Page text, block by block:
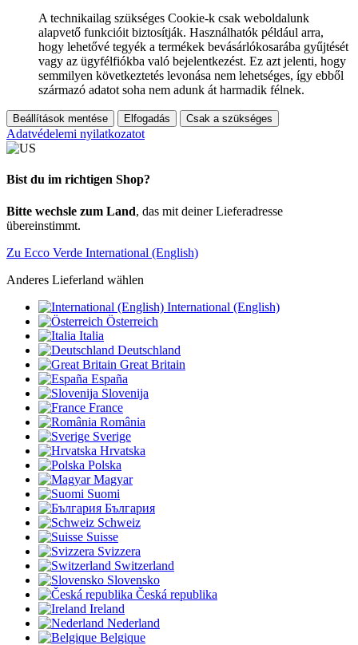
A technikailag szükséges Cookie-k csak weboldalunk
alapvető funkcióit biztosítják. Használhatók például arra,
hogy lehetővé tegyék a termékek bevásárlókosarába gyűjtését
vagy az ügyfélfiókba való bejelentkezést. Ez azt jelenti, hogy
semmilyen következtetés levonása nem lehetséges, így ebből
származó adatot soha nem adunk át harmadik félnek.
Beállítások mentése Elfogadás Csak a szükséges
Adatvédelemi nyilatkozatot
Bist du im richtigen Shop?
Bitte wechsle zum Land, das mit deiner Lieferadresse
übereinstimmt.
Zu Ecco Verde International (English)
Anderes Lieferland wählen
International (English)
Österreich
Italia
Deutschland
Great Britain
España
Slovenija
France
România
Sverige
Hrvatska
Polska
Magyar
Suomi
България
Schweiz
Suisse
Svizzera
Switzerland
Slovensko
Česká republika
Ireland
Nederland
Belgique